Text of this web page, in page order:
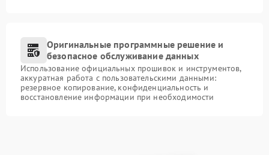
Оригинальные программные решение и
безопасное обслуживание данных
Использование официальных прошивок и инструментов,
аккуратная работа с пользовательскими данными:
резервное копирование, конфиденциальность и
восстановление информации при необходимости